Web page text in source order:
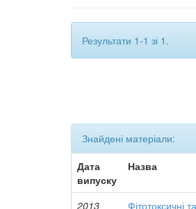
Результати 1-1 зі 1.
Знайдені матеріали:
Дата
випуску
Назва
2013 Фітотоксичні